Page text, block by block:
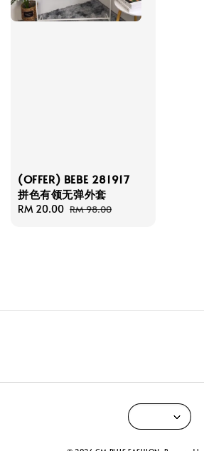
(OFFER) BEBE 281917
拼色有领无弹外套
Sale
RM 20.00 Regular
RM 98.00